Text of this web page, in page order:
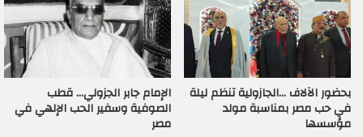
بحضور الآلاف …الجازولية تنظم ليلة
في حب مصر بمناسبة مولد
مؤسسها
الإمام جابر الجزولي… قطب
الصوفية وسفير الحب الإلهي في
مصر